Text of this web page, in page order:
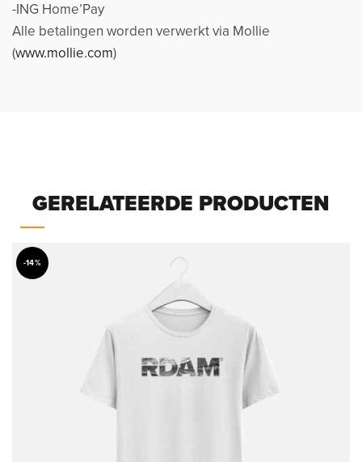
-ING Home’Pay
Alle betalingen worden verwerkt via Mollie
(www.mollie.com)
GERELATEERDE PRODUCTEN
-14%